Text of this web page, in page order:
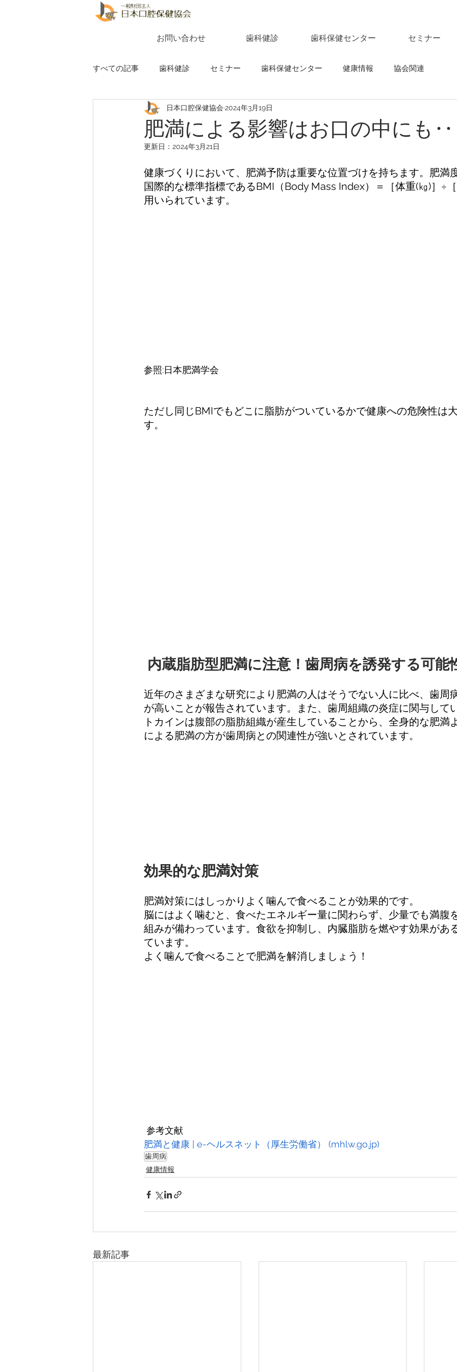
お問い合わせ 歯科健診 歯科保健センター セミナー
すべての記事 歯科健診 セミナー 歯科保健センター 健康情報 協会関連
肥満による影響はお口の中にも
日本口腔保健協会 2024年3月19日
更新日： 2024年3月21日
健康づくりにおいて、肥満予防は重要な位置づけを持ちます。肥満
国際的な標準指標であるBMI（Body Mass Index）＝［体重(㎏)］÷
用いられています。
参照:日本肥満学会
ただし同じBMIでもどこに脂肪がついているかで健康への危険性は
す。
内蔵脂肪型肥満に注意！歯周病を誘発する可能
近年のさまざまな研究により肥満の人はそうでない人に比べ、歯周
が高いことが報告されています。また、歯周組織の炎症に関与して
トカインは腹部の脂肪組織が産生していることから、全身的な肥満
による肥満の方が歯周病との関連性が強いとされています。
効果的な肥満対策
肥満対策にはしっかりよく噛んで食べることが効果的です。
脳にはよく噛むと、食べたエネルギー量に関わらず、少量でも満腹
組みが備わっています。食欲を抑制し、内臓脂肪を燃やす効果があ
ています。
よく噛んで食べることで肥満を解消しましょう！
参考文献
肥満と健康 | e-ヘルスネット（厚生労働省） (mhlw.go.jp)
歯周病
健康情報
最新記事